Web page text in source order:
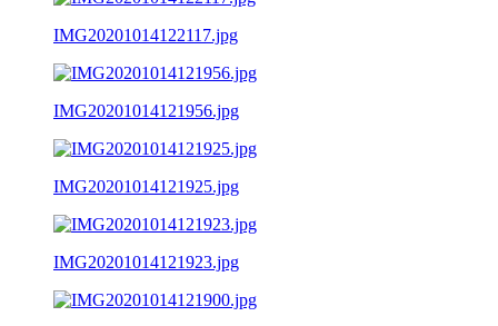
IMG20201014122117.jpg
IMG20201014121956.jpg
IMG20201014121925.jpg
IMG20201014121923.jpg